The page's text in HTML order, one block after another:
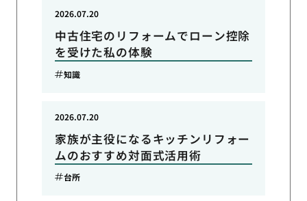
中古住宅のリフォームでローン控除
を受けた私の体験
2026.07.20
知識
家族が主役になるキッチンリフォー
ムのおすすめ対面式活用術
2026.07.20
台所